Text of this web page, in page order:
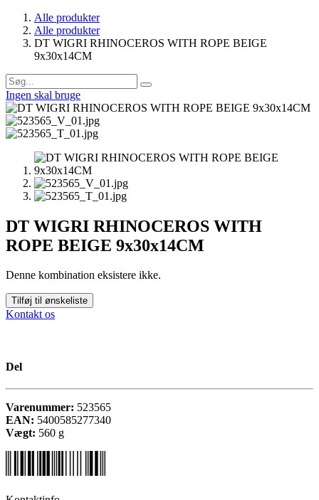
Alle produkter
Alle produkter
DT WIGRI RHINOCEROS WITH ROPE BEIGE
9x30x14CM
Ingen skal bruge
DT WIGRI RHINOCEROS WITH
ROPE BEIGE 9x30x14CM
Denne kombination eksistere ikke.
Tilføj til ønskeliste
Kontakt os
Del
Varenummer: 523565
EAN: 5400585277340
Vægt: 560 g